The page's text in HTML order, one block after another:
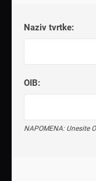
Naziv tvrtke:
OIB:
NAPOMENA: Unesite